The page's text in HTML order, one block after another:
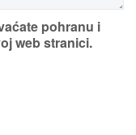
pohranu i
web stranici.